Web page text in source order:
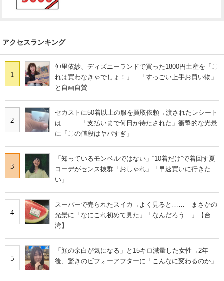
アクセスランキング
1
仲里依紗、ディズニーランドで買った1800円土産を「こ
れは買わなきゃでしょ！」 「すっごい上手お買い物」
と自画自賛
2
セカストに50着以上の服を買取依頼→渡されたレシート
は…… 「支払いまで何日か待たされた」衝撃的な光景
に「この値段はヤバすぎ」
3
「知っているモンベルではない」“10着だけ”で着回す夏
コーデがセンス抜群「おしゃれ」「早速買いに行きた
い」
4
スーパーで売られたスイカ→よく見ると…… まさかの
光景に「なにこれ初めて見た」「なんだろう…」【台
湾】
5
「顔の余白が気になる」と15キロ減量した女性→2年
後、驚きのビフォーアフターに「こんなに変わるのか」